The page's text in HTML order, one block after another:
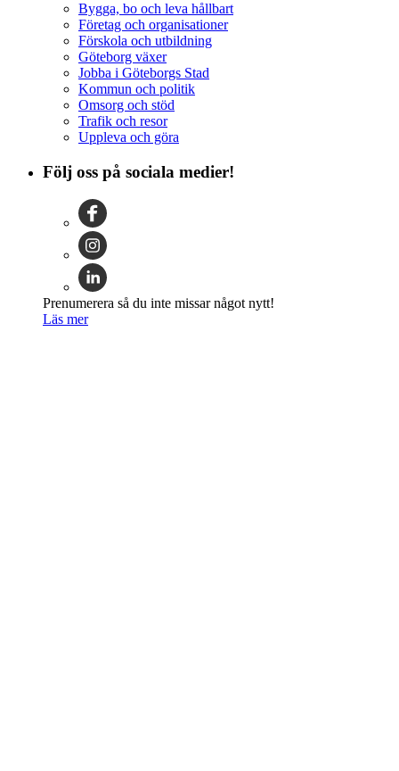
Bygga, bo och leva hållbart
Företag och organisationer
Förskola och utbildning
Göteborg växer
Jobba i Göteborgs Stad
Kommun och politik
Omsorg och stöd
Trafik och resor
Uppleva och göra
Följ oss på sociala medier!
Prenumerera så du inte missar något nytt!
Läs mer